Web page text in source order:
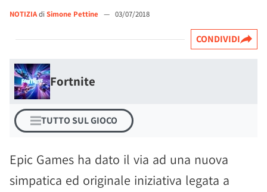
NOTIZIAdi Simone Pettine — 03/07/2018
CONDIVIDI
Fortnite
TUTTO SUL GIOCO
Epic Games ha dato il via ad una nuova
simpatica ed originale iniziativa legata a